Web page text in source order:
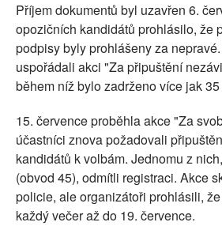
Příjem dokumentů byl uzavřen 6.
opozičních kandidátů prohlásilo, že
podpisy byly prohlášeny za
uspořádali akci "Za připuštění
během níž bylo zadrženo více jak
15. července proběhla akce "Za
účastníci znova požadovali
kandidátů k volbám. Jednomu z
(obvod 45), odmítli registraci. Akce
policie, ale organizátoři prohlásili,
každý večer až do 19. července.